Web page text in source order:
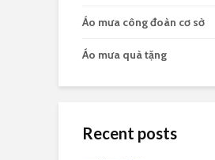
Áo mưa công đoàn cơ sở
Áo mưa quà tặng
Recent posts